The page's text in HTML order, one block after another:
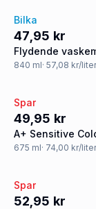
Bilka
47,95 kr
Flydende
og kulørt vask
840 ml· 57,08 kr/liter
Spar
49,95 kr
A+ Sensitive
675 ml· 74,00 kr/liter
Spar
52,95 kr